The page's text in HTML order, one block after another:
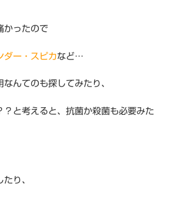
かったので
ダー・スピカなど…
んてのも探してみたり、
？と考えると、抗菌か殺菌も必要みた
り、